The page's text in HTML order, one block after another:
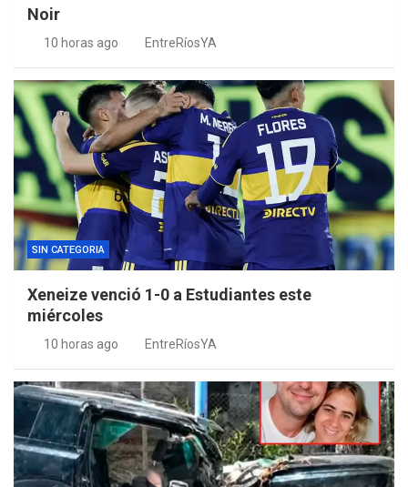
Noir
10 horas ago EntreRíosYA
SIN CATEGORIA
Xeneize venció 1-0 a Estudiantes este
miércoles
10 horas ago EntreRíosYA